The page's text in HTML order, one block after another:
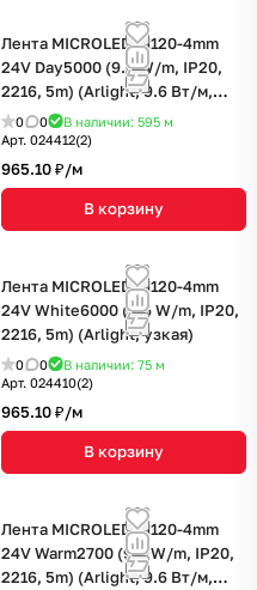
Лента MICROLED-M120-4mm
24V Day5000 (9.6 W/m, IP20,
2216, 5m) (Arlight, 9.6 Вт/м,
IP20)
0 0 В наличии: 595 м
Арт. 024412(2)
965.10 ₽/м
В корзину
Лента MICROLED-M120-4mm
24V White6000 (9.6 W/m, IP20,
2216, 5m) (Arlight, узкая)
0 0 В наличии: 75 м
Арт. 024410(2)
965.10 ₽/м
В корзину
Лента MICROLED-M120-4mm
24V Warm2700 (9.6 W/m, IP20,
2216, 5m) (Arlight, 9.6 Вт/м,